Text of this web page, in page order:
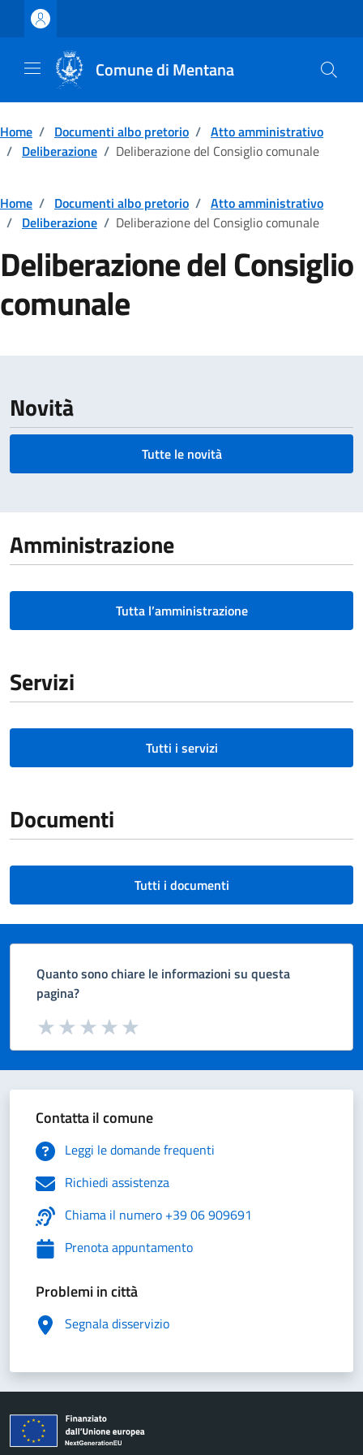
Vai ai contenuti
Vai al footer
Comune di Mentana
Home / Documenti albo pretorio / Atto amministrativo
/ Deliberazione / Deliberazione del Consiglio comunale
Home / Documenti albo pretorio / Atto amministrativo
/ Deliberazione / Deliberazione del Consiglio comunale
Deliberazione del Consiglio
comunale
Dettagli della notizia
Novità
Tutte le novità
Amministrazione
Tutta l’amministrazione
Servizi
Tutti i servizi
Documenti
Tutti i documenti
Quanto sono chiare le informazioni su questa
pagina?
Valuta da 1 a 5 stelle la pagina
Valuta 5 stelle su 5
Valuta 4 stelle su 5
Valuta 3 stelle su 5
Valuta 2 stelle su 5
Valuta 1 stelle su 5
Contatta il comune
Leggi le domande frequenti
Richiedi assistenza
Chiama il numero +39 06 909691
Prenota appuntamento
Problemi in città
Segnala disservizio